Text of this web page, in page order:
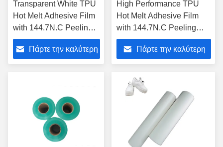
Transparent White TPU
Hot Melt Adhesive Film
with 144.7N.C Peeling
Force and Dry Cleaning
Suitable for High
Strength Bonding
Πάρτε την καλύτερη
High Performance TPU
Hot Melt Adhesive Film
with 144.7N.C Peeling
Force 10-15 Press Time
and 100m-200m Length
Πάρτε την καλύτερη